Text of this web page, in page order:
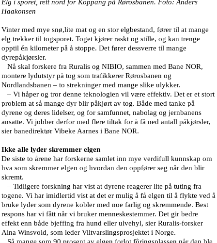
Elg i sporet, rett nord for Koppang på Rørosbanen. Foto: Anders
Haakonsen
Vinter med mye snø,lite mat og en stor elgbestand, fører til at mange
elg trekker til togsporet. Toget kjører raskt og stille, og kan trenge
opptil én kilometer på å stoppe. Det fører dessverre til mange
dyrepåkjørsler.
Nå skal forskere fra Ruralis og NIBIO, sammen med Bane NOR,
montere lydutstyr på tog som trafikkerer Rørosbanen og
Nordlandsbanen – to strekninger med mange slike ulykker.
– Vi håper og tror denne teknologien vil være effektiv. Det er et stort
problem at så mange dyr blir påkjørt av tog. Både med tanke på
dyrene og deres lidelser, og for samfunnet, nabolag og jernbanens
ansatte. Vi jobber derfor med flere tiltak for å få ned antall påkjørsler,
sier banedirektør Vibeke Aarnes i Bane NOR.
Ikke alle lyder skremmer elgen
De siste to årene har forskerne samlet inn mye verdifull kunnskap om
hva som skremmer elgen og hvordan den oppfører seg når den blir
skremt.
– Tidligere forskning har vist at dyrene reagerer lite på tuting fra
togene. Vi har imidlertid vist at det er mulig å få elgen til å flykte ved å
bruke lyder som dyrene kobler med noe farlig og skremmende. Best
respons har vi fått når vi bruker menneskestemmer. Det gir bedre
effekt enn både bjeffing fra hund eller ulvehyl, sier Ruralis-forsker
Aina Winsvold, som leder Viltvarslingsprosjektet i Norge.
Så mange som 90 prosent av elgen forlot fôringsplassen når den ble